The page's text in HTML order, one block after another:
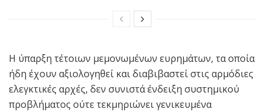
Η ύπαρξη τέτοιων μεμονωμένων ευρημάτων, τα οποία
ήδη έχουν αξιολογηθεί και διαβιβαστεί στις αρμόδιες
ελεγκτικές αρχές, δεν συνιστά ένδειξη συστημικού
προβλήματος ούτε τεκμηριώνει γενικευμένα